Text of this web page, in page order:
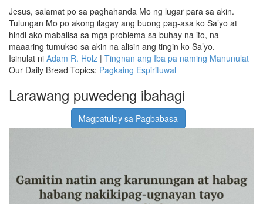
Jesus, salamat po sa paghahanda Mo ng lugar para sa akin.
Tulungan Mo po akong ilagay ang buong pag-asa ko Sa’yo at
hindi ako mabalisa sa mga problema sa buhay na ito, na
maaaring tumukso sa akin na alisin ang tingin ko Sa’yo.
Isinulat ni Adam R. Holz | Tingnan ang Iba pa naming Manunulat
Our Daily Bread Topics: Pagkaing Espirituwal
Larawang puwedeng ibahagi
Magpatuloy sa Pagbabasa